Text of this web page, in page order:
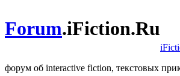
Forum.iFiction.Ru
форум об interactive fiction, текстовых